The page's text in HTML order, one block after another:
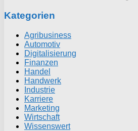
Kategorien
Agribusiness
Automotiv
Digitalisierung
Finanzen
Handel
Handwerk
Industrie
Karriere
Marketing
Wirtschaft
Wissenswert